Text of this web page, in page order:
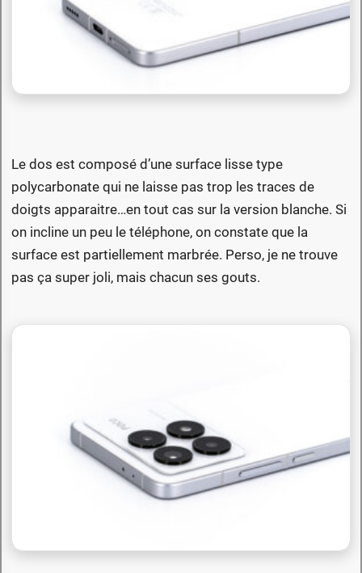
Le dos est composé d’une surface lisse type
polycarbonate qui ne laisse pas trop les traces de
doigts apparaitre…en tout cas sur la version blanche. Si
on incline un peu le téléphone, on constate que la
surface est partiellement marbrée. Perso, je ne trouve
pas ça super joli, mais chacun ses gouts.